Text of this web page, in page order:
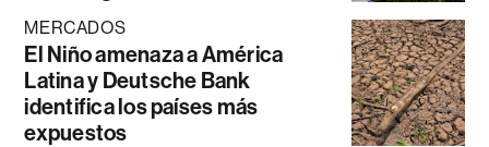
MERCADOS
El Niño amenaza a América
Latina y Deutsche Bank
identifica los países más
expuestos